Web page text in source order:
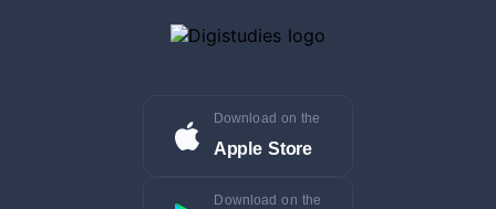
Download on the
Apple Store
Download on the